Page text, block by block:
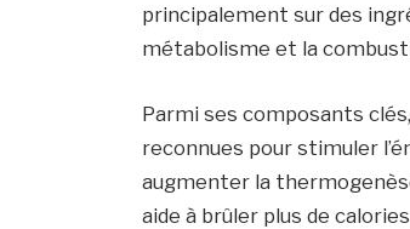
principalement sur des
métabolisme et la
Parmi ses composants
reconnues pour stimuler
augmenter la
aide à brûler plus de